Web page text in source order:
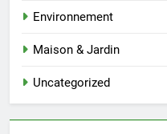
Environnement
Maison & Jardin
Uncategorized